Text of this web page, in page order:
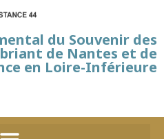
du Souvenir des
de Nantes et de
en Loire-Inférieure